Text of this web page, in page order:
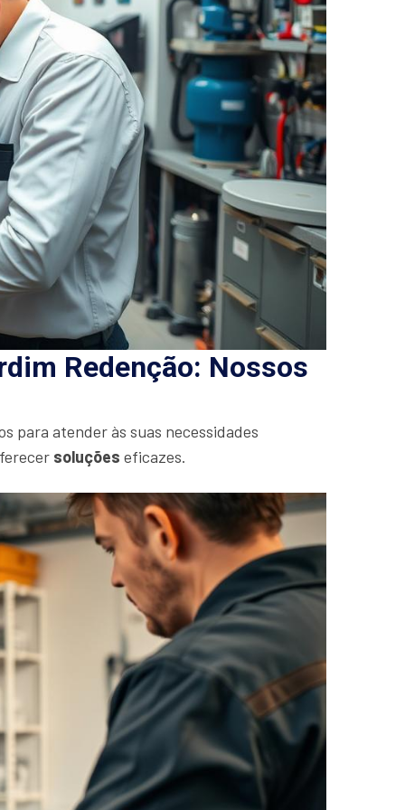
Redenção: Nossos
para atender às suas necessidades
soluções eficazes.